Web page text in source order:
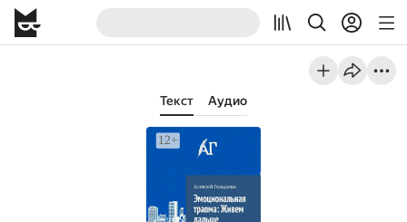
Текст Аудио